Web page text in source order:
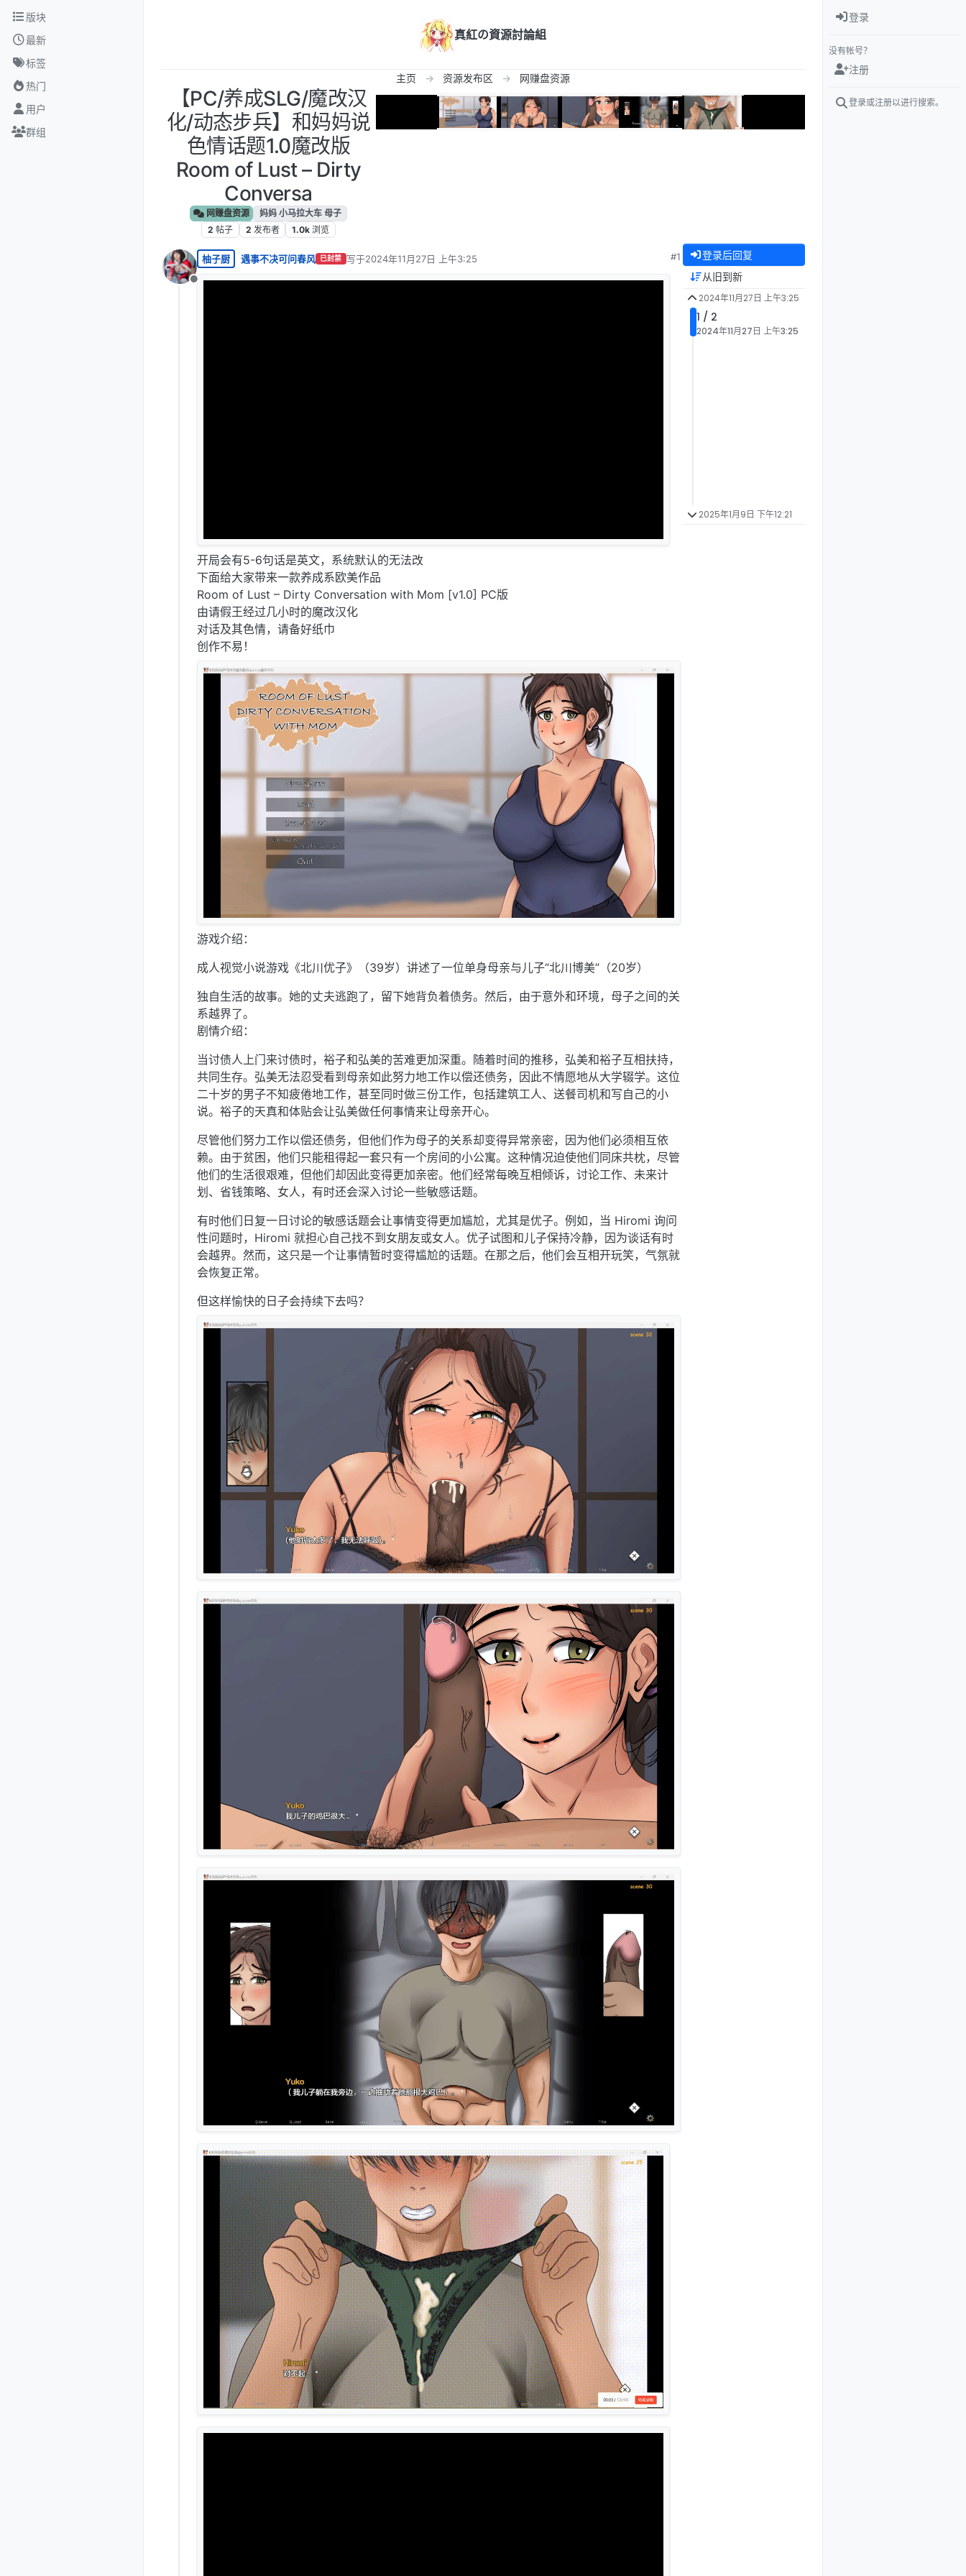
跳转至内容
版块
最新
标签
热门
用户
群组
真紅の資源討論組
主页 资源发布区 网赚盘资源
【PC/养成SLG/魔改汉
化/动态步兵】和妈妈说
色情话题1.0魔改版
Room of Lust – Dirty
Conversa
网赚盘资源
妈妈 小马拉大车 母子
2 帖子 2 发布者 1.0k 浏览
离线
柚子厨 遇事不决可问春风 已封禁 写于2024年11月27日 上午3:25
最后由 编辑
#1
开局会有5-6句话是英文，系统默认的无法改
下面给大家带来一款养成系欧美作品
Room of Lust – Dirty Conversation with Mom [v1.0] PC版
由请假王经过几小时的魔改汉化
对话及其色情，请备好纸巾
创作不易！
游戏介绍：
成人视觉小说游戏《北川优子》（39岁）讲述了一位单身母亲与儿子“北川博美”（20岁）
独自生活的故事。她的丈夫逃跑了，留下她背负着债务。然后，由于意外和环境，母子之间的关
系越界了。
剧情介绍：
当讨债人上门来讨债时，裕子和弘美的苦难更加深重。随着时间的推移，弘美和裕子互相扶持，
共同生存。弘美无法忍受看到母亲如此努力地工作以偿还债务，因此不情愿地从大学辍学。这位
二十岁的男子不知疲倦地工作，甚至同时做三份工作，包括建筑工人、送餐司机和写自己的小
说。裕子的天真和体贴会让弘美做任何事情来让母亲开心。
尽管他们努力工作以偿还债务，但他们作为母子的关系却变得异常亲密，因为他们必须相互依
赖。由于贫困，他们只能租得起一套只有一个房间的小公寓。这种情况迫使他们同床共枕，尽管
他们的生活很艰难，但他们却因此变得更加亲密。他们经常每晚互相倾诉，讨论工作、未来计
划、省钱策略、女人，有时还会深入讨论一些敏感话题。
有时他们日复一日讨论的敏感话题会让事情变得更加尴尬，尤其是优子。例如，当 Hiromi 询问
性问题时，Hiromi 就担心自己找不到女朋友或女人。优子试图和儿子保持冷静，因为谈话有时
会越界。然而，这只是一个让事情暂时变得尴尬的话题。在那之后，他们会互相开玩笑，气氛就
会恢复正常。
但这样愉快的日子会持续下去吗？
登录后回复
从旧到新
2024年11月27日 上午3:25
1 / 2
2024年11月27日 上午3:25
2025年1月9日 下午12:21
登录
没有帐号？
注册
登录或注册以进行搜索。